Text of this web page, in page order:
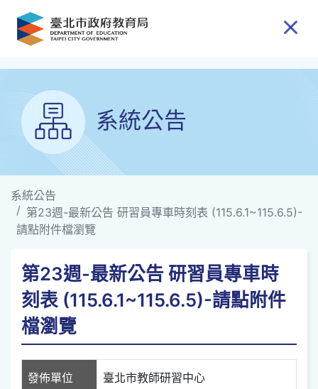
跳到主要內容
系統公告
系統公告
第23週-最新公告 研習員專車時刻表 (115.6.1~115.6.5)-
請點附件檔瀏覽
第23週-最新公告 研習員專車時
刻表 (115.6.1~115.6.5)-請點附件
檔瀏覽
發佈單位 臺北市教師研習中心